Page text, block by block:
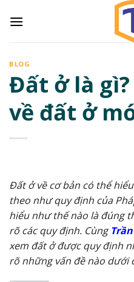
BLOG
Đất ở là
về đất ở
Đất ở về cơ bản có thể
theo như quy định của
hiểu như thế nào là đúng
rõ các quy định. Cùng
xem đất ở được quy định
rõ những vấn đề nào dưới